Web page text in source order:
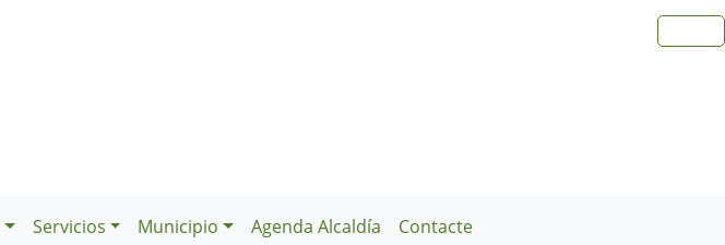
Servicios Municipio Agenda Alcaldía Contacte